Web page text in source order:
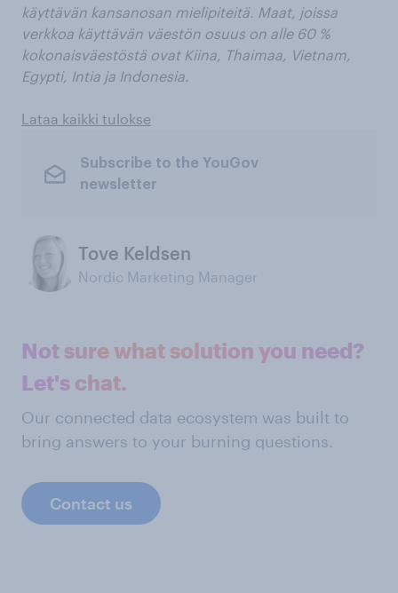
käyttävän kansanosan mielipiteitä. Maat, joissa
verkkoa käyttävän väestön osuus on alle 60 %
kokonaisväestöstä ovat Kiina, Thaimaa, Vietnam,
Egypti, Intia ja Indonesia.
Lataa kaikki tulokse
Subscribe to the YouGov
newsletter
Tove Keldsen
Nordic Marketing Manager
Not sure what solution you need?
Let's chat.
Our connected data ecosystem was built to
bring answers to your burning questions.
Contact us